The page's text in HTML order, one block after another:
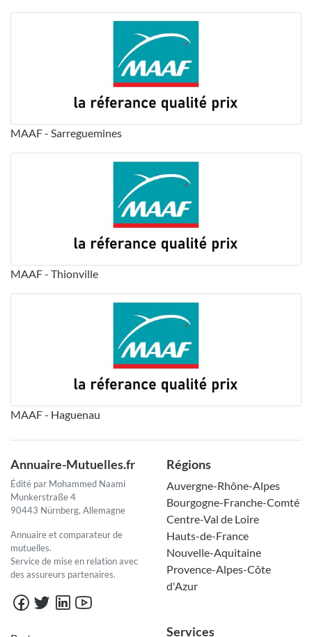
MAAF - Sarreguemines
MAAF - Thionville
MAAF - Haguenau
Annuaire-Mutuelles.fr
Édité par Mohammed Naami
Munkerstraße 4
90443 Nürnberg, Allemagne
Annuaire et comparateur de
mutuelles.
Service de mise en relation avec
des assureurs partenaires.
Régions
Auvergne-Rhône-Alpes
Bourgogne-Franche-Comté
Centre-Val de Loire
Hauts-de-France
Nouvelle-Aquitaine
Provence-Alpes-Côte
d'Azur
Services